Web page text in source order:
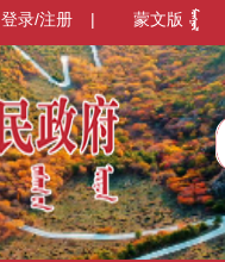
蒙文版
|
登录/注册